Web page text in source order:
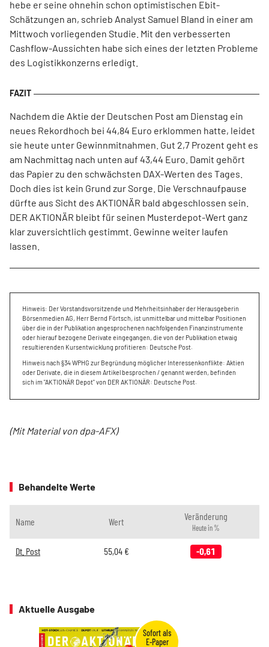
hebe er seine ohnehin schon optimistischen Ebit-
Schätzungen an, schrieb Analyst Samuel Bland in einer am
Mittwoch vorliegenden Studie. Mit den verbesserten
Cashflow-Aussichten habe sich eines der letzten Probleme
des Logistikkonzerns erledigt.
Nachdem die Aktie der Deutschen Post am Dienstag ein
neues Rekordhoch bei 44,84 Euro erklommen hatte, leidet
sie heute unter Gewinnmitnahmen. Gut 2,7 Prozent geht es
am Nachmittag nach unten auf 43,44 Euro. Damit gehört
das Papier zu den schwächsten DAX-Werten des Tages.
Doch dies ist kein Grund zur Sorge. Die Verschnaufpause
dürfte aus Sicht des AKTIONÄR bald abgeschlossen sein.
DER AKTIONÄR bleibt für seinen Musterdepot-Wert ganz
klar zuversichtlich gestimmt. Gewinne weiter laufen
lassen.
Hinweis: Der Vorstandsvorsitzende und Mehrheitsinhaber der Herausgeberin
Börsenmedien AG, Herr Bernd Förtsch, ist unmittelbar und mittelbar Positionen
über die in der Publikation angesprochenen nachfolgenden Finanzinstrumente
oder hierauf bezogene Derivate eingegangen, die von der Publikation etwaig
resultierenden Kursentwicklung profitieren: Deutsche Post.
Hinweis nach §34 WPHG zur Begründung möglicher Interessenkonflikte: Aktien
oder Derivate, die in diesem Artikel besprochen / genannt werden, befinden
sich im "AKTIONÄR Depot" von DER AKTIONÄR: Deutsche Post.
(Mit Material von dpa-AFX)
Behandelte Werte
Name Wert Veränderung
Heute in %
Dt. Post 55,04€ -0,61
Aktuelle Ausgabe